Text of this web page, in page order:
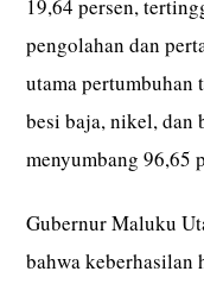
19,64 persen,
pengolahan dan
utama pertumbuhan
besi baja, nikel, dan
menyumbang 96,65
Gubernur Maluku
bahwa